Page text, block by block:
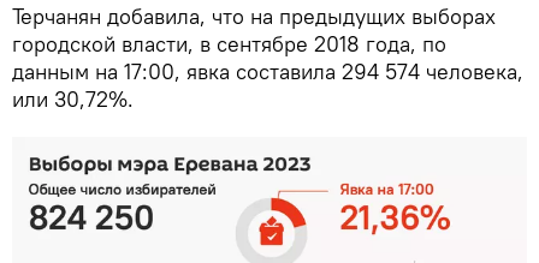
Терчанян добавила, что на предыдущих выборах
городской власти, в сентябре 2018 года, по
данным на 17:00, явка составила 294 574 человека,
или 30,72%.